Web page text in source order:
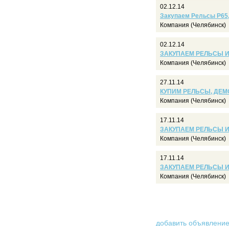
02.12.14
Закупаем Рельсы Р65,
Компания (Челябинск)
02.12.14
ЗАКУПАЕМ РЕЛЬСЫ
Компания (Челябинск)
27.11.14
КУПИМ РЕЛЬСЫ,
Компания (Челябинск)
17.11.14
ЗАКУПАЕМ РЕЛЬСЫ
Компания (Челябинск)
17.11.14
ЗАКУПАЕМ РЕЛЬСЫ
Компания (Челябинск)
добавить объявление